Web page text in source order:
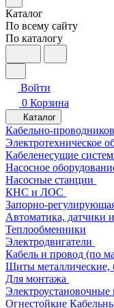
Каталог
По всему сайту
По каталогу
Войти
0 Корзина
Каталог
Кабельно-
Электротехническое
Кабеленесущие
Насосное
Насосные станции
КНС и ЛОС
Запорно-
Автоматика, датчики
Теплообменники
Электродвигатели
Кабель и провод (по
Щиты металлические,
Для монтажа
Огнестойкие